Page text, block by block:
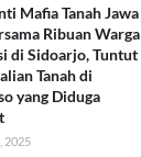
Mafia Tanah Jawa
Ribuan Warga
di Sidoarjo, Tuntut
Tanah di
yang Diduga
2025